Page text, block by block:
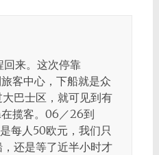
来。这次停靠
客中心，下船就是众
巴士区，就可见到有
揽客。06／26到
每人50欧元，我们只
还是等了近半小时才